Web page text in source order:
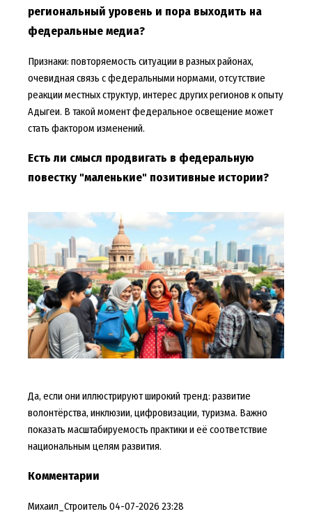
региональный уровень и пора выходить на
федеральные медиа?
Признаки: повторяемость ситуации в разных районах,
очевидная связь с федеральными нормами, отсутствие
реакции местных структур, интерес других регионов к опыту
Адыгеи. В такой момент федеральное освещение может
стать фактором изменений.
Есть ли смысл продвигать в федеральную
повестку "маленькие" позитивные истории?
Да, если они иллюстрируют широкий тренд: развитие
волонтёрства, инклюзии, цифровизации, туризма. Важно
показать масштабируемость практики и её соответствие
национальным целям развития.
Комментарии
Михаил_Строитель 04-07-2026 23:28